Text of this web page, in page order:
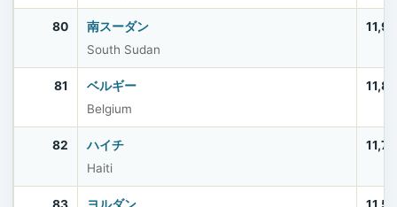
80
南スーダン
South Sudan
81
ベルギー
Belgium
82
ハイチ
Haiti